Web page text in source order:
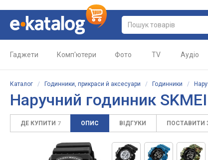
Гаджети Комп'ютери Фото TV Аудіо
Каталог / Годинники, прикраси й аксесуари / Годинники /
Наручний годинник
ДЕ КУПИТИ 7 ОПИС ВІДГУКИ ПОСТАВИТИ